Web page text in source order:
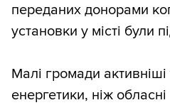
переданих донорами
установки у місті були
Малі громади активніші
енергетики, ніж